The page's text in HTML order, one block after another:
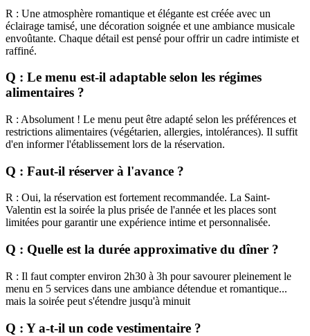
R : Une atmosphère romantique et élégante est créée avec un
éclairage tamisé, une décoration soignée et une ambiance musicale
envoûtante. Chaque détail est pensé pour offrir un cadre intimiste et
raffiné.
Q : Le menu est-il adaptable selon les régimes
alimentaires ?
R : Absolument ! Le menu peut être adapté selon les préférences et
restrictions alimentaires (végétarien, allergies, intolérances). Il suffit
d'en informer l'établissement lors de la réservation.
Q : Faut-il réserver à l'avance ?
R : Oui, la réservation est fortement recommandée. La Saint-
Valentin est la soirée la plus prisée de l'année et les places sont
limitées pour garantir une expérience intime et personnalisée.
Q : Quelle est la durée approximative du dîner ?
R : Il faut compter environ 2h30 à 3h pour savourer pleinement le
menu en 5 services dans une ambiance détendue et romantique...
mais la soirée peut s'étendre jusqu'à minuit
Q : Y a-t-il un code vestimentaire ?